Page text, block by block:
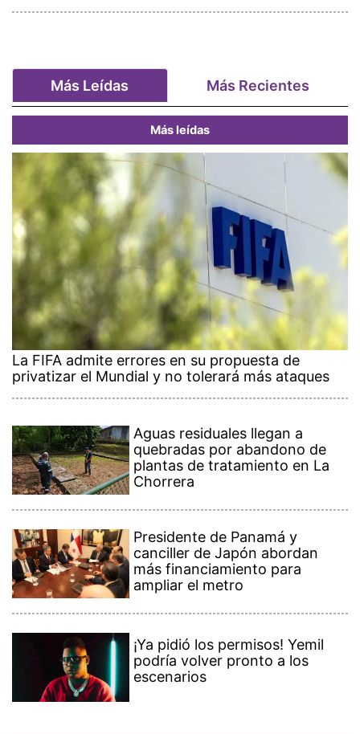
Más Leídas Más Recientes
Más leídas
La FIFA admite errores en su propuesta de
privatizar el Mundial y no tolerará más ataques
Aguas residuales llegan a
quebradas por abandono de
plantas de tratamiento en La
Chorrera
Presidente de Panamá y
canciller de Japón abordan
más financiamiento para
ampliar el metro
¡Ya pidió los permisos! Yemil
podría volver pronto a los
escenarios